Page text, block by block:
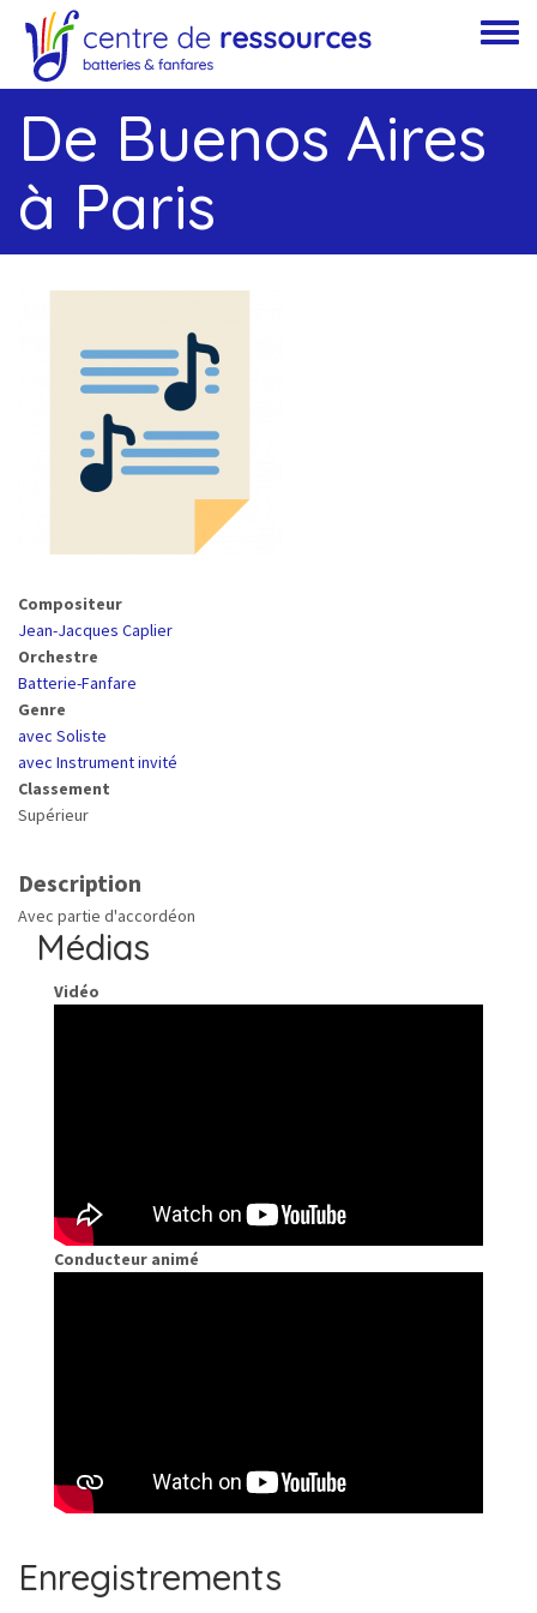
Aller au contenu principal
Toggle
De Buenos Aires
à Paris
Compositeur
Jean-Jacques Caplier
Orchestre
Batterie-Fanfare
Genre
avec Soliste
avec Instrument invité
Classement
Supérieur
Description
Avec partie d'accordéon
Médias
Vidéo
Conducteur animé
Enregistrements